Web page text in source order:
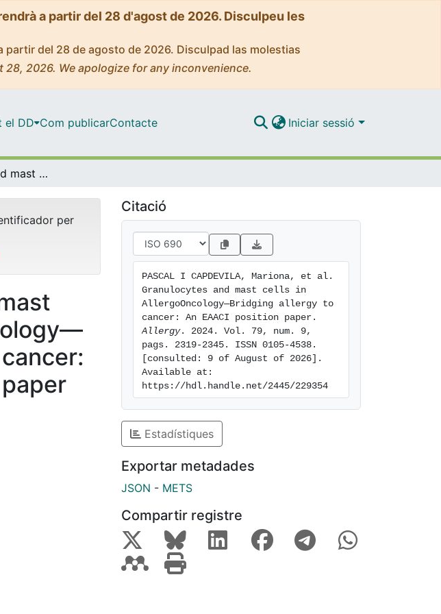
a partir del 28 d'agost de 2026. Disculpeu les
del 28 de agosto de 2026. Disculpad las molestias
2026. We apologize for any inconvenience.
el DD Com publicarContacte Iniciar sessió
Granulocytes and mast cells in AllergoOncology—Bridging allergy to cancer: An EAACI position paper
per
Citació
PASCAL I CAPDEVILA, Mariona, et al.
Granulocytes and mast cells in
AllergoOncology—Bridging allergy to
Allergy. 2024. Vol. 79, num. 9,
pags. 2319-2345. ISSN 0105-4538.
[consulted: 9 of August of 2026].
Available at:
https://hdl.handle.net/2445/229354
Estadístiques
Exportar metadades
JSON - METS
Compartir registre